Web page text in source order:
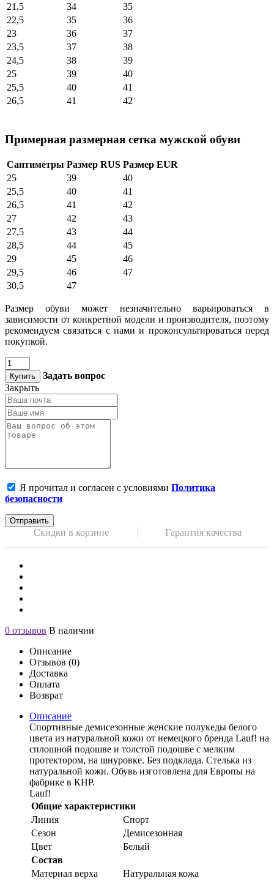
21,5
34
35
22,5
35
36
23
36
37
23,5
37
38
24,5
38
39
25
39
40
25,5
40
41
26,5
41 42
Примерная размерная сетка мужской обуви
Сантиметры Размер RUS Размер EUR
25
39
40
25,5
40
41
26,5
41
42
27
42
43
27,5
43
44
28,5
44
45
29
45
46
29,5
46
47
30,5
47
Размер обуви может незначительно варьироваться в
зависимости от конкретной модели и производителя, поэтому
рекомендуем связаться с нами и проконсультироваться перед
покупкой.
Купить
Задать вопрос
Закрыть
Я прочитал и согласен с условиями Политика
безопасности
Отправить
Скидки в корзине Гарантия качества
0 отзывов В наличии
Описание
Отзывов (0)
Доставка
Оплата
Возврат
Описание
Спортивные демисезонные женские полукеды белого
цвета из натуральной кожи от немецкого бренда Lauf! на
сплошной подошве и толстой подошве с мелким
протектором, на шнуровке. Без подклада. Стелька из
натуральной кожи. Обувь изготовлена для Европы на
фабрике в КНР.
Lauf!
Общие характеристики
Линия
Спорт
Сезон
Демисезонная
Цвет
Белый
Состав
Материал верха
Натуральная кожа